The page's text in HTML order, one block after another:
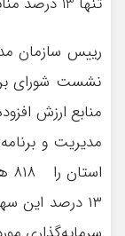
رییس سازمان
منابع ارزش
مدیریت و
۱۳ درصد این